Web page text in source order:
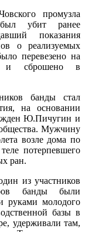
промузла
убит ранее
показания
о реализуемых
перевезено на
и сброшено в
банды стал
на основании
Ю.Пичугин и
Мужчину
возле дома по
потерпевшего
ран.
из участников
банды были
руками молодого
базы в
удерживали там,